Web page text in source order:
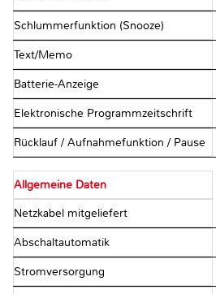
Schlummerfunktion (Snooze)
Text/Memo
Batterie-Anzeige
Elektronische Programmzeitschrift
Rücklauf / Aufnahmefunktion / Pause
Allgemeine Daten
Netzkabel mitgeliefert
Abschaltautomatik
Stromversorgung